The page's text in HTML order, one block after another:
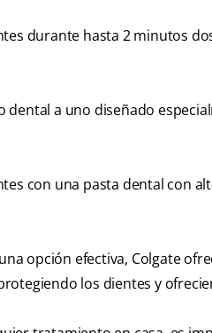
durante hasta 2 minutos
dental a uno diseñado
con una pasta dental con
opción efectiva, Colgate
los dientes y